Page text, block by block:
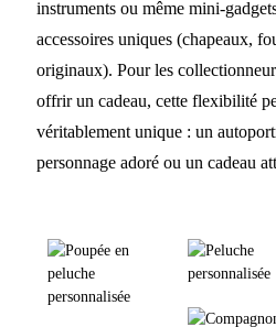
instruments ou même mini-
accessoires uniques (chapeaux,
originaux). Pour les
offrir un cadeau, cette flexibilité
véritablement unique : un
personnage adoré ou un cadeau